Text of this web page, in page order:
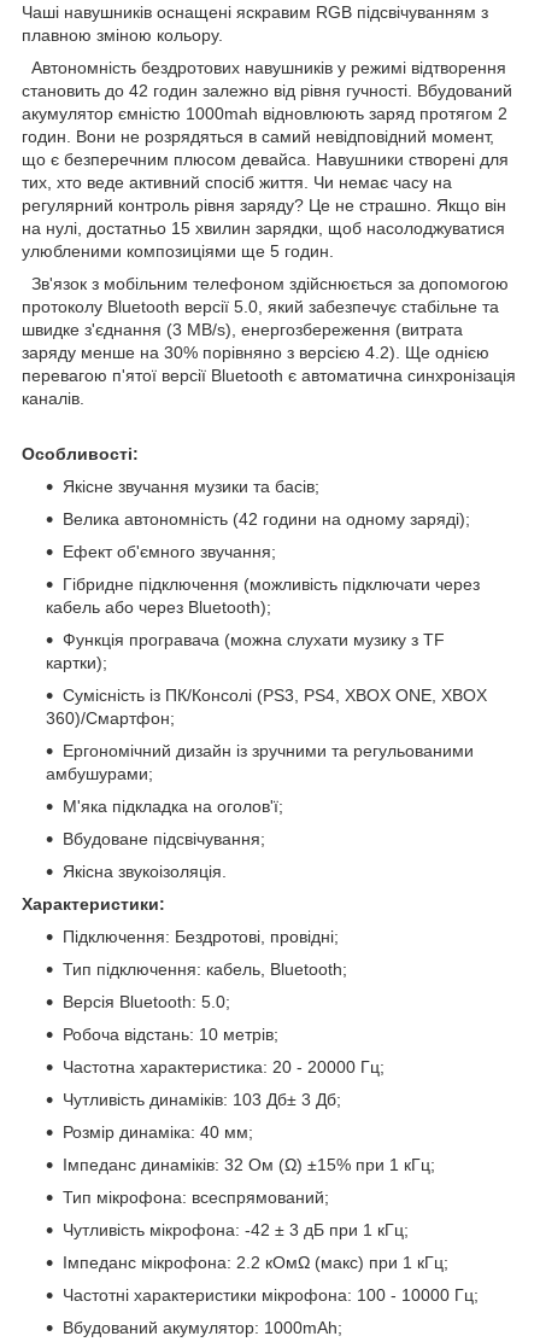
Чаші навушників оснащені яскравим RGB підсвічуванням з
плавною зміною кольору.
Автономність бездротових навушників у режимі відтворення
становить до 42 годин залежно від рівня гучності. Вбудований
акумулятор ємністю 1000mah відновлюють заряд протягом 2
годин. Вони не розрядяться в самий невідповідний момент,
що є безперечним плюсом девайса. Навушники створені для
тих, хто веде активний спосіб життя. Чи немає часу на
регулярний контроль рівня заряду? Це не страшно. Якщо він
на нулі, достатньо 15 хвилин зарядки, щоб насолоджуватися
улюбленими композиціями ще 5 годин.
Зв'язок з мобільним телефоном здійснюється за допомогою
протоколу Bluetooth версії 5.0, який забезпечує стабільне та
швидке з'єднання (3 MB/s), енергозбереження (витрата
заряду менше на 30% порівняно з версією 4.2). Ще однією
перевагою п'ятої версії Bluetooth є автоматична синхронізація
каналів.
Особливості:
Якісне звучання музики та басів;
Велика автономність (42 години на одному заряді);
Ефект об'ємного звучання;
Гібридне підключення (можливість підключати через
кабель або через Bluetooth);
Функція програвача (можна слухати музику з TF
картки);
Сумісність із ПК/Консолі (PS3, PS4, XBOX ONE, XBOX
360)/Смартфон;
Ергономічний дизайн із зручними та регульованими
амбушурами;
М'яка підкладка на оголов'ї;
Вбудоване підсвічування;
Якісна звукоізоляція.
Характеристики:
Підключення: Бездротові, провідні;
Тип підключення: кабель, Bluetooth;
Версія Bluetooth: 5.0;
Робоча відстань: 10 метрів;
Частотна характеристика: 20 - 20000 Гц;
Чутливість динаміків: 103 Дб± 3 Дб;
Розмір динаміка: 40 мм;
Імпеданс динаміків: 32 Ом (Ω) ±15% при 1 кГц;
Тип мікрофона: всеспрямований;
Чутливість мікрофона: -42 ± 3 дБ при 1 кГц;
Імпеданс мікрофона: 2.2 кОмΩ (макс) при 1 кГц;
Частотні характеристики мікрофона: 100 - 10000 Гц;
Вбудований акумулятор: 1000mAh;